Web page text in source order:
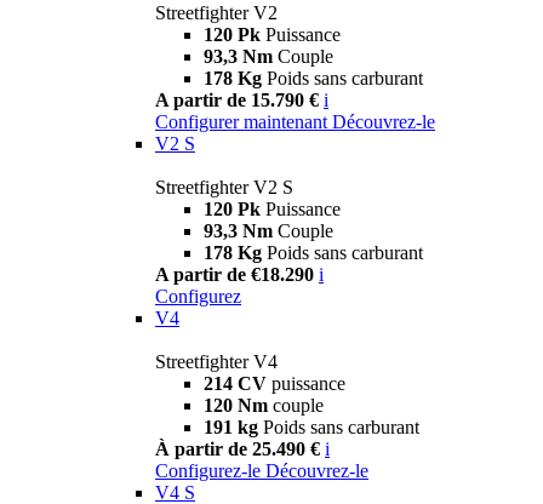
Streetfighter V2
120 Pk Puissance
93,3 Nm Couple
178 Kg Poids sans carburant
A partir de 15.790 € i
Configurer maintenant Découvrez-le
V2 S
Streetfighter V2 S
120 Pk Puissance
93,3 Nm Couple
178 Kg Poids sans carburant
A partir de €18.290 i
Configurez
V4
Streetfighter V4
214 CV puissance
120 Nm couple
191 kg Poids sans carburant
À partir de 25.490 € i
Configurez-le Découvrez-le
V4 S